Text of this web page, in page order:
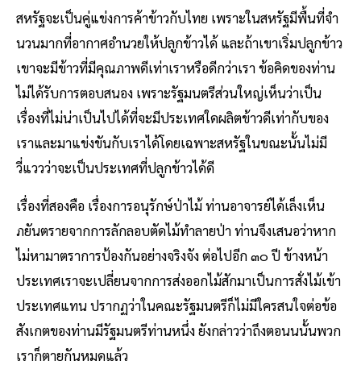
สหรัฐจะเป็นคู่แข่งการค้าข้าวกับไทย เพราะในสหรัฐมีพื้นที่จํา
นวนมากที่อากาศอํานวยให้ปลูกข้าวได้ และถ้าเขาเริ่มปลูกข้าว
เขาจะมีข้าวที่มีคุณภาพดีเท่าเราหรือดีกว่าเรา ข้อคิดของท่าน
ไม่ได้รับการตอบสนอง เพราะรัฐมนตรีส่วนใหญ่เห็นว่าเป็น
เรื่องที่ไม่น่าเป็นไปได้ที่จะมีประเทศใดผลิตข้าวดีเท่ากับของ
เราและมาแข่งขันกับเราได้โดยเฉพาะสหรัฐในขณะนั้นไม่มี
วี่แววว่าจะเป็นประเทศที่ปลูกข้าวได้ดี
เรื่องที่สองคือ เรื่องการอนุรักษ์ป่าไม้ ท่านอาจารย์ได้เล็งเห็น
ภยันตรายจากการลักลอบตัดไม้ทําลายป่า ท่านจึงเสนอว่าหาก
ไม่หามาตราการป้องกันอย่างจริงจัง ต่อไปอีก ๓๐ ปี ข้างหน้า
ประเทศเราจะเปลี่ยนจากการส่งออกไม้สักมาเป็นการสั่งไม้เข้า
ประเทศแทน ปรากฏว่าในคณะรัฐมนตรีก็ไม่มีใครสนใจต่อข้อ
สังเกตของท่านมีรัฐมนตรีท่านหนึ่ง ยังกล่าวว่าถึงตอนนนั้นพวก
เราก็ตายกันหมดแล้ว